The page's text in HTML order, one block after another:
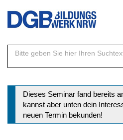
Direkt
Inhalt
Statusmeldung
Dieses Seminar fand bereits
kannst aber unten dein
neuen Termin bekunden!